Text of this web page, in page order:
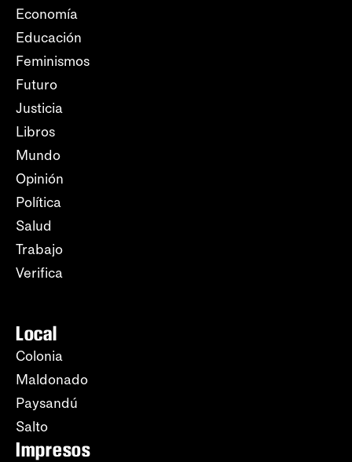
Economía
Educación
Feminismos
Futuro
Justicia
Libros
Mundo
Opinión
Política
Salud
Trabajo
Verifica
Local
Colonia
Maldonado
Paysandú
Salto
Impresos